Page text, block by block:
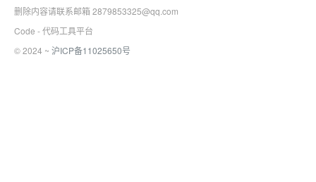
删除内容请联系邮箱 2879853325@qq.com
Code - 代码工具平台
© 2024 ~ 沪ICP备11025650号